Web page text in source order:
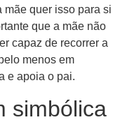
mãe quer isso para si
que a mãe não
capaz de recorrer a
menos em
e apoia o pai.
simbólica